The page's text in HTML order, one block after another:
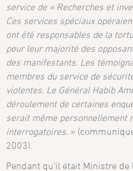
service de « Recherches et
Ces services spéciaux
ont été responsables de la
pour leur majorité des
des manifestants. Les
membres du service de
violentes. Le Général Habib
déroulement de certaines
serait même personnellement
interrogatoires. »
2003).
Pendant qu’il était Ministre de